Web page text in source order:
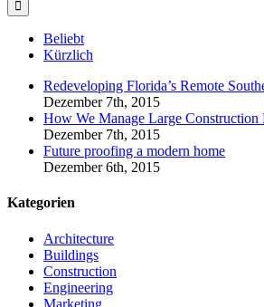
Beliebt
Kürzlich
Redeveloping Florida’s Remote
Dezember 7th, 2015
How We Manage Large Construction
Dezember 7th, 2015
Future proofing a modern home
Dezember 6th, 2015
Kategorien
Architecture
Buildings
Construction
Engineering
Marketing